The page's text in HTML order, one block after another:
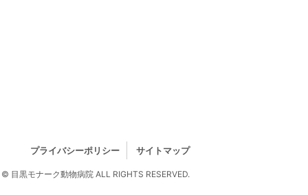
プライバシーポリシー サイトマップ
© 目黒モナーク動物病院 ALL RIGHTS RESERVED.